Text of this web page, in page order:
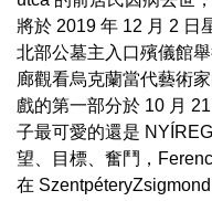
將於 2019 年 12 月 2 日
北部公墓主入口殯儀館
廊觀看烏克蘭當代藝術
戲的第一部分於 10 月
子最可愛的還是
望、目標、奮鬥，
在